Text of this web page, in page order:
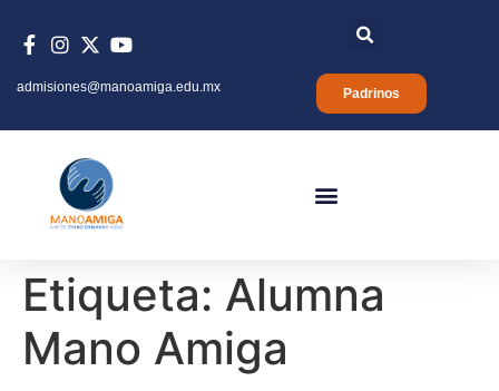
Padrinos
admisiones@manoamiga.edu.mx
Etiqueta: Alumna
Mano Amiga